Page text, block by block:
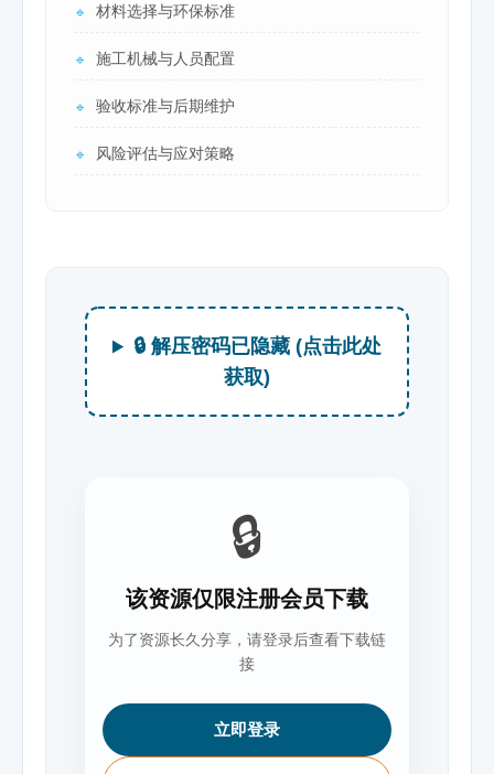
🔹 材料选择与环保标准
🔹 施工机械与人员配置
🔹 验收标准与后期维护
🔹 风险评估与应对策略
🔒 解压密码已隐藏 (点击此处
获取)
🔒
该资源仅限注册会员下载
为了资源长久分享，请登录后查看下载链
接
立即登录